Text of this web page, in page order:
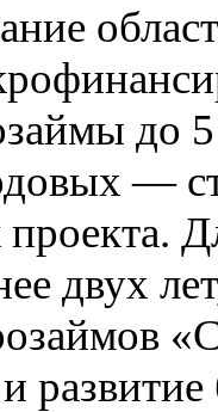
до
—
проекта.
двух
развитие